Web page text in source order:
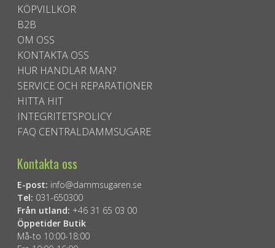
KÖPVILLKOR
B2B
OM OSS
KONTAKTA OSS
HUR HANDLAR MAN?
SERVICE OCH REPARATIONER
HITTA HIT
INTEGRITETSPOLICY
FAQ CENTRALDAMMSUGARE
Kontakta oss
E-post: info@dammsugaren.se
Tel: 031-650300
Från utland: +46 31 65 03 00
Öppetider Butik
Må-to 10:00-18:00